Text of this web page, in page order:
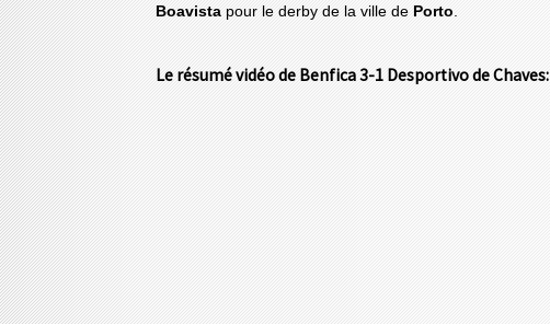
Boavista pour le derby de la ville de Porto.
Le résumé vidéo de Benfica 3-1 Desportivo de Chaves: